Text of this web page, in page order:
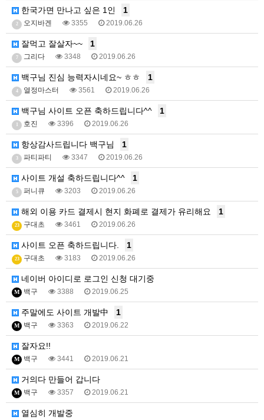
한국가면 만나고 싶은 1인 1
2 오지바겐 3355 2019.06.26
잘먹고 잘살자~~ 1
7 그리다 3348 2019.06.26
백구님 진심 능력자시네요~ ㅎㅎ 1
4 열정마스터 3561 2019.06.26
백구님 사이트 오픈 축하드립니다^^ 1
호진 3396 2019.06.26
항상감사드립니다 백구님 1
3 파티파티 3347 2019.06.26
사이트 개설 축하드립니다^^ 1
5 퍼니큐 3203 2019.06.26
해외 이용 카드 결제시 현지 화폐로 결제가 유리해요 1
23 구대초 3461 2019.06.26
사이트 오픈 축하드립니다. 1
23 구대초 3183 2019.06.26
네이버 아이디로 로그인 신청 대기중
M 백구 3388 2019.06.25
주말에도 사이트 개발中 1
M 백구 3363 2019.06.22
잘자요!!
M 백구 3441 2019.06.21
거의다 만들어 갑니다
M 백구 3357 2019.06.21
열심히 개발중